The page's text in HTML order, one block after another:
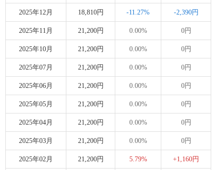
2025年12月 18,810円 -11.27% -2,390円
2025年11月 21,200円 0.00% 0円
2025年10月 21,200円 0.00% 0円
2025年07月 21,200円 0.00% 0円
2025年06月 21,200円 0.00% 0円
2025年05月 21,200円 0.00% 0円
2025年04月 21,200円 0.00% 0円
2025年03月 21,200円 0.00% 0円
2025年02月 21,200円 5.79% +1,160円